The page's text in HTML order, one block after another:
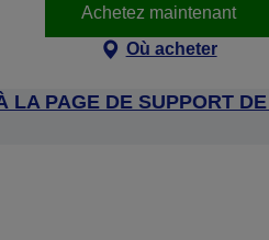
Achetez maintenant
Où acheter
LA PAGE DE SUPPORT